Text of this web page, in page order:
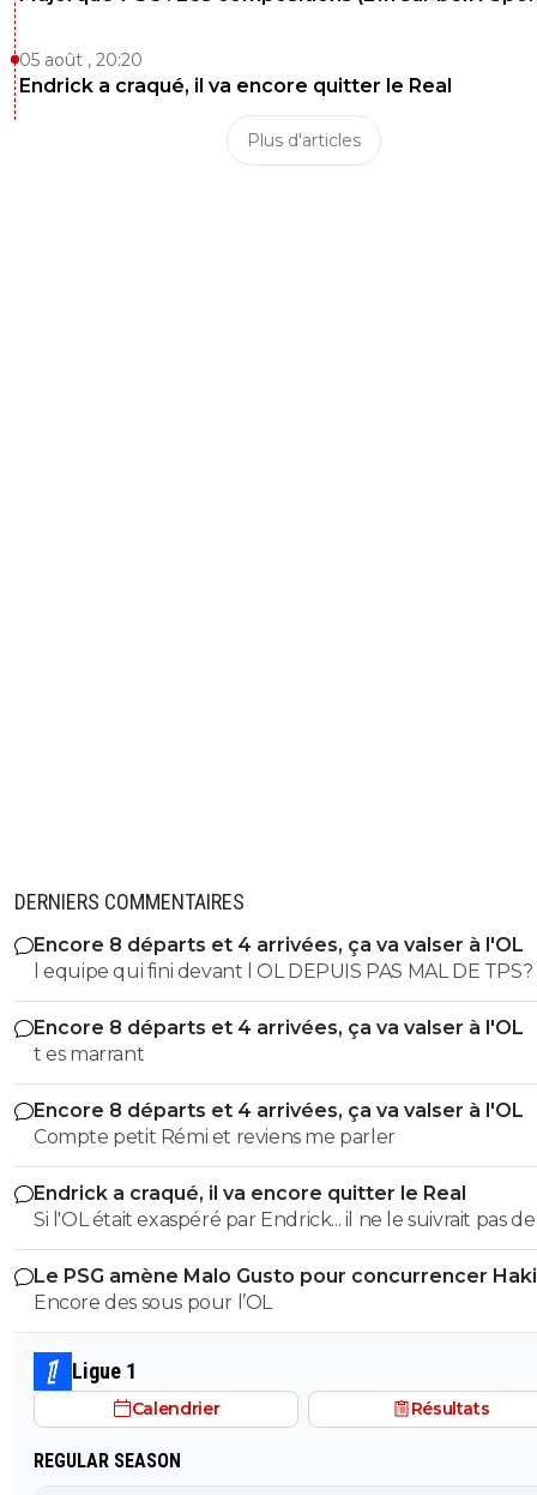
05 août , 20:20
Endrick a craqué, il va encore quitter le Real
Plus d'articles
DERNIERS COMMENTAIRES
Encore 8 départs et 4 arrivées, ça va valser à l'OL
l equipe qui fini devant l OL DEPUIS PAS MAL DE TPS? lol. t
es tro malin toi
Encore 8 départs et 4 arrivées, ça va valser à l'OL
t es marrant
Encore 8 départs et 4 arrivées, ça va valser à l'OL
Compte petit Rémi et reviens me parler
Endrick a craqué, il va encore quitter le Real
Si l'OL était exaspéré par Endrick... il ne le suivrait pas
près. Bref... Quand l'équipe sera complète... ce sera beaucoup
mieux.
Le PSG amène Malo Gusto pour concurrencer
Encore des sous pour l’OL
Ligue 1
Calendrier Résultats
REGULAR SEASON